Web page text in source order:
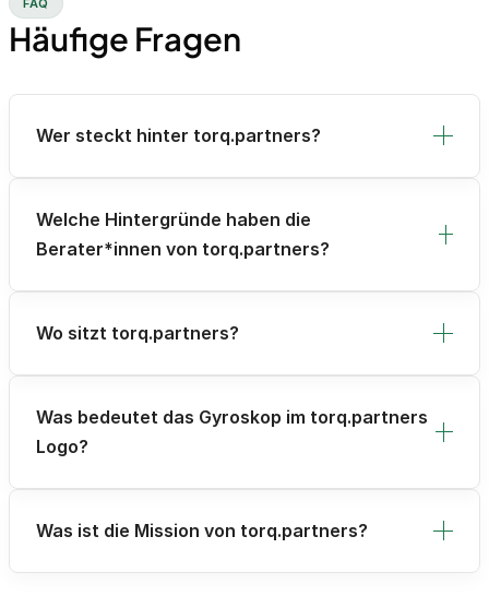
Häufige Fragen
Wer steckt hinter torq.partners?
Welche Hintergründe haben die
Berater*innen von torq.partners?
Wo sitzt torq.partners?
Was bedeutet das Gyroskop im torq.partners
Logo?
Was ist die Mission von torq.partners?